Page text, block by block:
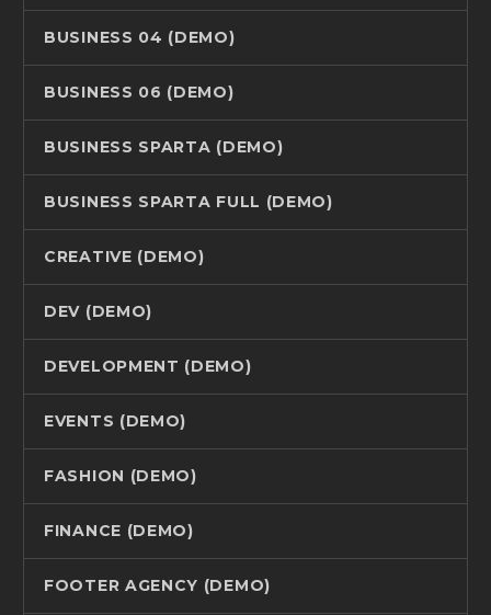
BUSINESS 04 (DEMO)
BUSINESS 06 (DEMO)
BUSINESS SPARTA (DEMO)
BUSINESS SPARTA FULL (DEMO)
CREATIVE (DEMO)
DEV (DEMO)
DEVELOPMENT (DEMO)
EVENTS (DEMO)
FASHION (DEMO)
FINANCE (DEMO)
FOOTER AGENCY (DEMO)